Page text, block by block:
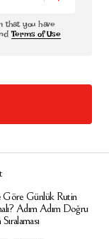
that you have
Terms of Use
Göre Günlük Rutin
Adım Adım Doğru